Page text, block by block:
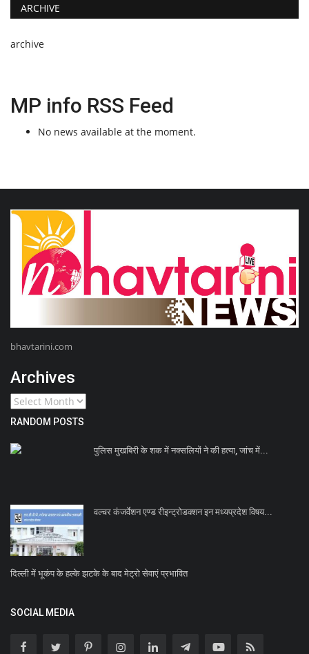
ARCHIVE
archive
MP info RSS Feed
No news available at the moment.
bhavtarini.com
Archives
RANDOM POSTS
पुलिस मुखबिरी के शक में नक्सलियों ने की हत्या, जांच में...
वल्चर कंजर्वेशन एण्ड रीइन्ट्रोडक्शन इन मध्यप्रदेश विषय...
दिल्ली में भूकंप के हल्के झटके के बाद मेट्रो सेवाएं प्रभावित
SOCIAL MEDIA